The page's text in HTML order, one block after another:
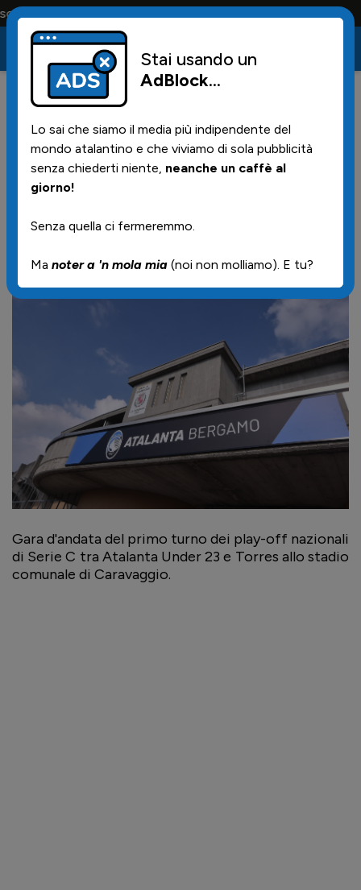
tutta la vita
11/05/2025 | 21.56
L'Atalanta Under 23 asfalta la
Torres 7-1: gol Vlahovic,
tripletta per Vavassori e
Cassa!
Gara d'andata del primo turno dei play-off nazionali
di Serie C tra Atalanta Under 23 e Torres allo stadio
comunale di Caravaggio.
Stai usando un
AdBlock...
Lo sai che siamo il media più indipendente del
mondo atalantino e che viviamo di sola pubblicità
senza chiederti niente, neanche un caffè al
giorno!
Senza quella ci fermeremmo.
Ma noter a 'n mola mia (noi non molliamo). E tu?